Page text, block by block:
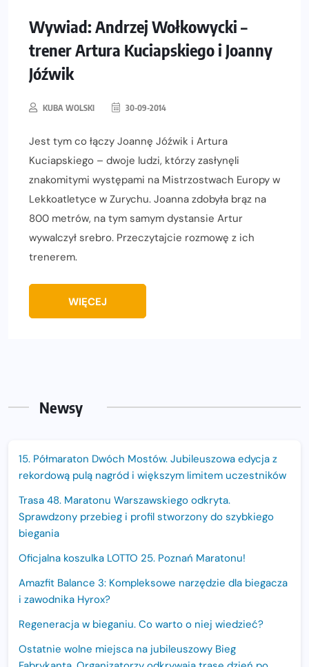
Wywiad: Andrzej Wołkowycki –
trener Artura Kuciapskiego i Joanny
Jóźwik
KUBA WOLSKI 30-09-2014
Jest tym co łączy Joannę Jóźwik i Artura
Kuciapskiego – dwoje ludzi, którzy zasłynęli
znakomitymi występami na Mistrzostwach Europy w
Lekkoatletyce w Zurychu. Joanna zdobyła brąz na
800 metrów, na tym samym dystansie Artur
wywalczył srebro. Przeczytajcie rozmowę z ich
trenerem.
WIĘCEJ
Newsy
15. Półmaraton Dwóch Mostów. Jubileuszowa edycja z
rekordową pulą nagród i większym limitem uczestników
Trasa 48. Maratonu Warszawskiego odkryta.
Sprawdzony przebieg i profil stworzony do szybkiego
biegania
Oficjalna koszulka LOTTO 25. Poznań Maratonu!
Amazfit Balance 3: Kompleksowe narzędzie dla biegacza
i zawodnika Hyrox?
Regeneracja w bieganiu. Co warto o niej wiedzieć?
Ostatnie wolne miejsca na jubileuszowy Bieg